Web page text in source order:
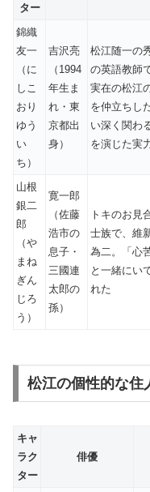
ター
錦織
友一
（に
しこ
おり
ゆう
い
ち）
吉沢亮
（1994
年生ま
れ・東
京都出
身）
松江随一の
の英語教師
実在の松江
を仲立ちし
い深く関わ
を演じた実
山根
銀二
郎
（や
まね
ぎん
じろ
う）
寛一郎
（佐藤
浩市の
息子・
三國連
太郎の
孫）
トキのお見
士族で、維
為二。「心
と一緒にい
れた
松江の個性的な住
キャ
ラク
ター
俳優